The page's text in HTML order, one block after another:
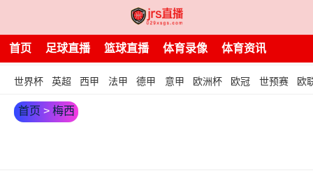
首页 足球直播 篮球直播 体育录像 体育资讯
世界杯 英超 西甲 法甲 德甲 意甲 欧洲杯 欧冠 世预赛 欧
首页 > 梅西